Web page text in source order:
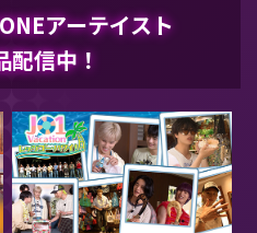
アーテイスト
配信中！